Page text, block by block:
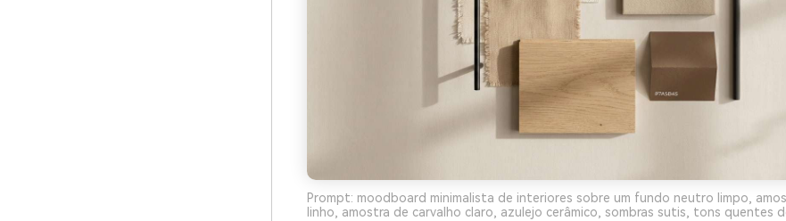
Prompt: moodboard minimalista de interiores sobre um fundo neutro limpo,
linho, amostra de carvalho claro, azulejo cerâmico, sombras sutis, tons quentes